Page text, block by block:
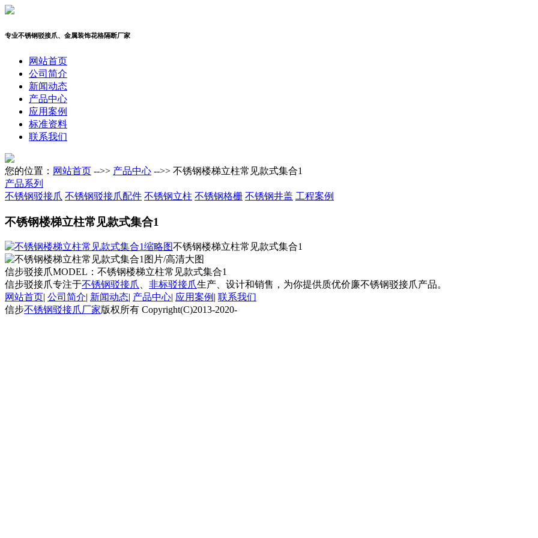
专业不锈钢驳接爪、金属装饰花格隔断厂家
网站首页
公司简介
新闻动态
产品中心
应用案例
标准资料
联系我们
您的位置： 网站首页 -->> 产品中心 -->> 不锈钢楼梯立柱常见款式集合1
产品系列
不锈钢驳接爪 不锈钢驳接爪配件 不锈钢立柱 不锈钢格栅 不锈钢井盖 工程案例
不锈钢楼梯立柱常见款式集合1
不锈钢楼梯立柱常见款式集合1
信步驳接爪MODEL：不锈钢楼梯立柱常见款式集合1
信步驳接爪专注于不锈钢驳接爪 非标驳接爪生产、设计和销售，为你提供质优价廉不锈钢驳接爪产品。
网站首页| 公司简介| 新闻动态| 产品中心| 应用案例 | 联系我们
信步不锈钢驳接爪厂家版权所有 Copyright(C)2013-2020-